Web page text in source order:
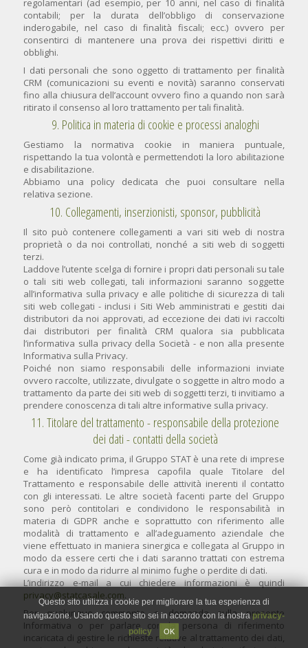
regolamentari (ad esempio, per 10 anni, nel caso di finalità
contabili; per la durata dell’obbligo di conservazione
inderogabile, nel caso di finalità fiscali; ecc.) ovvero per
consentirci di mantenere una prova dei rispettivi diritti e
obblighi.
I dati personali che sono oggetto di trattamento per finalità
CRM (comunicazioni su eventi e novità) saranno conservati
fino alla chiusura dell’account ovvero fino a quando non sarà
ritirato il consenso al loro trattamento per tali finalità.
9. Politica in materia di cookie e processi analoghi
Gestiamo la normativa cookie in maniera puntuale,
rispettando la tua volontà e permettendoti la loro abilitazione
e disabilitazione.
Abbiamo una policy dedicata che puoi consultare nella
relativa sezione.
10. Collegamenti, inserzionisti, sponsor, pubblicità
Il sito può contenere collegamenti a vari siti web di nostra
proprietà o da noi controllati, nonché a siti web di soggetti
terzi.
Laddove l’utente scelga di fornire i propri dati personali su tale
o tali siti web collegati, tali informazioni saranno soggette
all’informativa sulla privacy e alle politiche di sicurezza di tali
siti web collegati - inclusi i Siti Web amministrati e gestiti dai
distributori da noi approvati, ad eccezione dei dati ivi raccolti
dai distributori per finalità CRM qualora sia pubblicata
l’informativa sulla privacy della Società - e non alla presente
Informativa sulla Privacy.
Poiché non siamo responsabili delle informazioni inviate
ovvero raccolte, utilizzate, divulgate o soggette in altro modo a
trattamento da parte dei siti web di soggetti terzi, ti invitiamo a
prendere conoscenza di tali altre informative sulla privacy.
11. Titolare del trattamento - responsabile della protezione
dei dati - contatti della società
Come già indicato prima, il Gruppo STAT è una rete di imprese
e ha identificato l’impresa capofila quale Titolare del
Trattamento e responsabile delle attività inerenti il contatto
con gli interessati. Le altre società facenti parte del Gruppo
sono però contitolari e condividono le responsabilità in
materia di GDPR anche e soprattutto con riferimento alle
modalità di trattamento e all’adeguamento aziendale che
viene effettuato in maniera sinergica e collegata al Gruppo in
modo da essere certi che i dati saranno trattati con estrema
cura e in modo da ridurre al minimo fughe o perdite di dati.
L’indirizzo e-mail a cui chiedere informazioni è quindi
privacy@statcasale.com.
Per qualunque commento o domanda sulla presente
Informativa o per parlare con la persona di riferimento
incaricata di gestire le richieste relative al trattamento dei dati,
Questo sito utilizza i cookie per migliorare la tua esperienza di
navigazione. Usando questo sito sei in accordo con la nostraprivacy-
policy
OK